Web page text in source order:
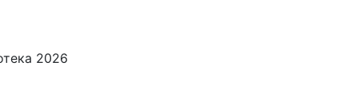
2026